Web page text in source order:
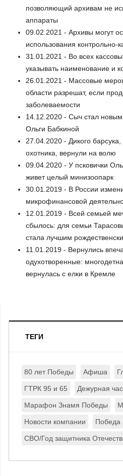
позволяющий архивам не
аппараты
09.02.2021 - Архивы могут
использования контрольно-
31.01.2021 - Во всех
указывать наименование и
26.01.2021 - Массовые
области разрешат, если
заболеваемости
14.12.2020 - Сыч стал
Ольги Бабкиной
27.04.2020 - Дикого барсука,
охотника, вернули на волю
09.04.2020 - У псковички
живет целый минизоопарк
30.01.2019 - В России
микрофинансовой
12.01.2019 - Всей семьей
сбылось: для семьи
стала лучшим
11.01.2019 - Вернулись
одухотворенные:
вернулась с елки в Кремле
ТЕГИ
80 лет Победы Афиша
ГТРК 95 и 65 Дежурная
Марафон Знамя Победы
Новости компании Победа
СВО/Год защитника